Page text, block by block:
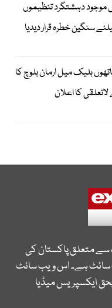
موجود دہشتگرد تنظیموں
سنگین خطرہ قرار دیدیا
بلیک میل ارمان بلوچ کا
کا اعلان
سے متعلق پاکستان کی
سائٹ ہے۔ اس ویب سائٹ
ایکسپریس میڈیا